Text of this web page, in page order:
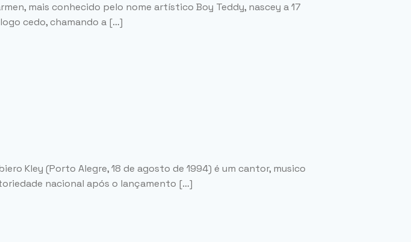
mais conhecido pelo nome artístico Boy Teddy, nascey a 17
cedo, chamando a […]
Kley (Porto Alegre, 18 de agosto de 1994) é um cantor, musico
nacional após o lançamento […]